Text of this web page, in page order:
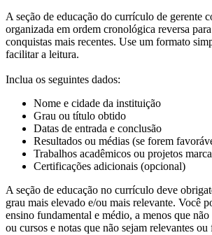
A seção de educação do currículo de gerente
organizada em ordem cronológica reversa
conquistas mais recentes. Use um formato
facilitar a leitura.
Inclua os seguintes dados:
Nome e cidade da instituição
Grau ou título obtido
Datas de entrada e conclusão
Resultados ou médias (se forem
Trabalhos acadêmicos ou projetos
Certificações adicionais (opcional)
A seção de educação no currículo deve
grau mais elevado e/ou mais relevante. Você
ensino fundamental e médio, a menos que
ou cursos e notas que não sejam relevantes ou